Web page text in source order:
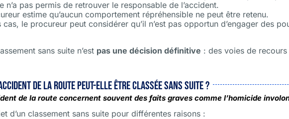
n’a pas permis de retrouver le responsable de l’accident.
estime qu’aucun comportement répréhensible ne peut être retenu.
cas, le procureur peut considérer qu’il n’est pas opportun d’engager des
sans suite n’est pas une décision définitive : des voies de
de la route peut-elle être classée sans suite ?
de la route concernent souvent des faits graves comme l’homicide
d’un classement sans suite pour différentes raisons :